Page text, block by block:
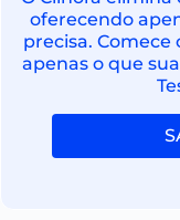
oferecendo
precisa. Comece
apenas o que